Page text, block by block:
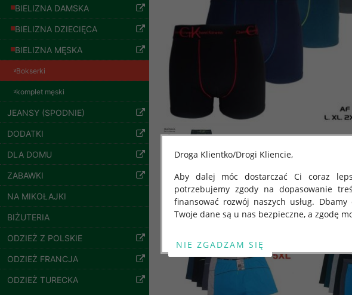
BIELIZNA DAMSKA
BIELIZNA DZIECIĘCA
BIELIZNA MĘSKA
Bokserki
komplet męski
JEANSY (SPODNIE)
DODATKI
DLA DOMU
ZABAWKI
NA MIKOŁAJKI
BIŻUTERIA
ODZIEŻ Z POLSKIE
ODZIEŻ FRANCJA
ODZIEŻ TURECKA
Bluzy damskie Roz
Paczka 10 szt
54.00 zł
Inne produkty
Droga Klientko/Drogi Kliencie,
Aby dalej móc dostarczać Ci coraz
potrzebujemy zgody na dopasowanie
finansować rozwój naszych usług.
Twoje dane są u nas bezpieczne, a zgodę
Od 25 maja 2018 roku obowiązuje
kwietnia 2016 r. w sprawie ochrony osób
swobodnego przepływu takich danych
"GDPR" lub "Ogólne Rozporządzenie o
przetwarzaniu Twoich danych oraz